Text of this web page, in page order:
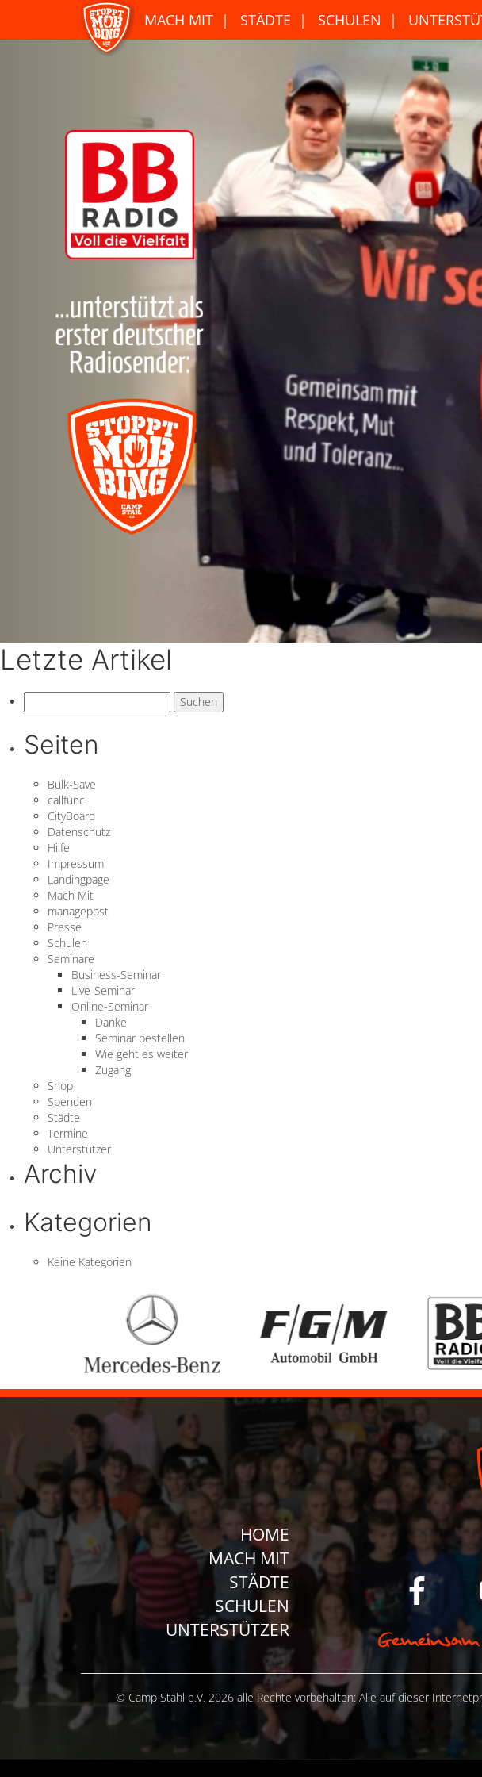
MACH MIT STÄDTE SCHULEN
Letzte Artikel
nach:
Seiten
Bulk-Save
callfunc
CityBoard
Datenschutz
Hilfe
Impressum
Landingpage
Mach Mit
managepost
Presse
Schulen
Seminare
Business-Seminar
Live-Seminar
Online-Seminar
Danke
Seminar bestellen
Wie geht es weiter
Zugang
Shop
Spenden
Städte
Termine
Unterstützer
Archiv
Kategorien
Keine Kategorien
HOME
MACH MIT
STÄDTE
SCHULEN
UNTERSTÜTZER
© Camp Stahl e.V. 2026 alle Rechte vorbehalten: Alle auf dieser